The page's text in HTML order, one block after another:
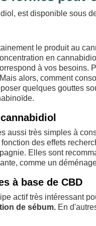
est disponible sous
le produit au
en
à vos besoins.
alors, comment
quelques gouttes
aussi très simples à
fonction des effets
Elles sont
comme un
à base de CBD
actif très intéressant
de sébum. En